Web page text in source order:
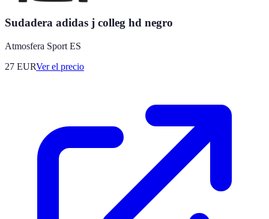
Sudadera adidas j colleg hd negro
Atmosfera Sport ES
27 EURVer el precio